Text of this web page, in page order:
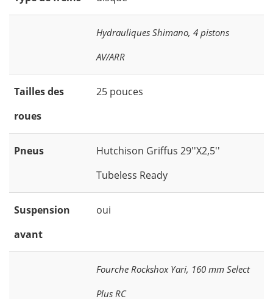
Hydrauliques Shimano, 4 pistons
AV/ARR
Tailles des
roues
25 pouces
Pneus
Hutchison Griffus 29''X2,5''
Tubeless Ready
Suspension
avant
oui
Fourche Rockshox Yari, 160 mm Select
Plus RC